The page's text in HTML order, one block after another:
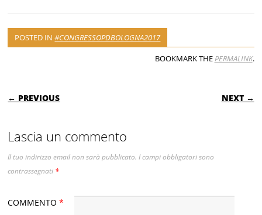
POSTED IN#CONGRESSOPDBOLOGNA2017
BOOKMARK THEPERMALINK.
POST NAVIGATION
← PREVIOUS NEXT →
Lascia un commento
Il tuo indirizzo email non sarà pubblicato. I campi obbligatori sono
contrassegnati *
COMMENTO*